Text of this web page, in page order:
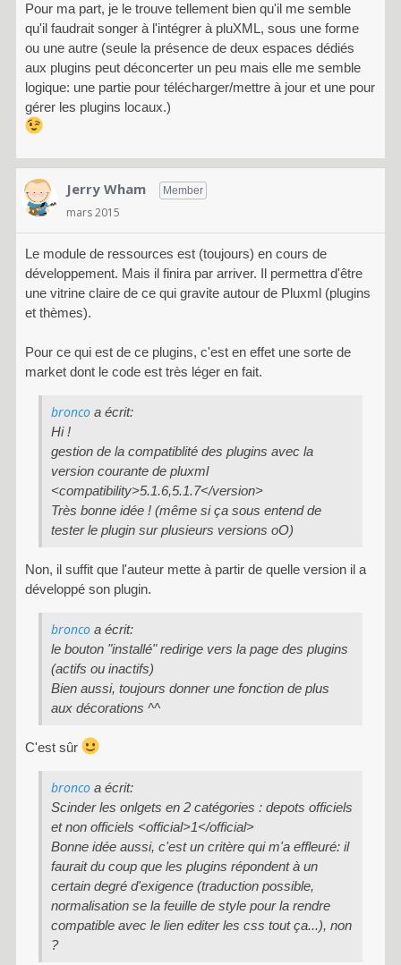
Pour ma part, je le trouve tellement bien qu'il me semble
qu'il faudrait songer à l'intégrer à pluXML, sous une forme
ou une autre (seule la présence de deux espaces dédiés
aux plugins peut déconcerter un peu mais elle me semble
logique: une partie pour télécharger/mettre à jour et une pour
gérer les plugins locaux.)
Jerry Wham Member
mars 2015
Le module de ressources est (toujours) en cours de
développement. Mais il finira par arriver. Il permettra d'être
une vitrine claire de ce qui gravite autour de Pluxml (plugins
et thèmes).
Pour ce qui est de ce plugins, c'est en effet une sorte de
market dont le code est très léger en fait.
bronco a écrit:
Hi !
gestion de la compatiblité des plugins avec la
version courante de pluxml
<compatibility>5.1.6,5.1.7</version>
Très bonne idée ! (même si ça sous entend de
tester le plugin sur plusieurs versions oO)
Non, il suffit que l'auteur mette à partir de quelle version il a
développé son plugin.
bronco a écrit:
le bouton "installé" redirige vers la page des plugins
(actifs ou inactifs)
Bien aussi, toujours donner une fonction de plus
aux décorations ^^
C'est sûr
bronco a écrit:
Scinder les onlgets en 2 catégories : depots officiels
et non officiels <official>1</official>
Bonne idée aussi, c'est un critère qui m'a effleuré: il
faurait du coup que les plugins répondent à un
certain degré d'exigence (traduction possible,
normalisation se la feuille de style pour la rendre
compatible avec le lien editer les css tout ça...), non
?